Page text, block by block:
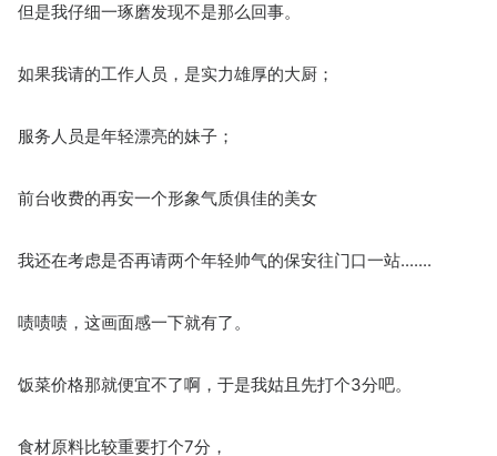
但是我仔细一琢磨发现不是那么回事。
如果我请的工作人员，是实力雄厚的大厨；
服务人员是年轻漂亮的妹子；
前台收费的再安一个形象气质俱佳的美女
我还在考虑是否再请两个年轻帅气的保安往门口一站.......
啧啧啧，这画面感一下就有了。
饭菜价格那就便宜不了啊，于是我姑且先打个3分吧。
食材原料比较重要打个7分，